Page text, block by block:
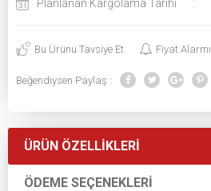
Planlanan Kargolama Tarihi :
Bu Ürünü Tavsiye Et Fiyat Alarmı
Beğendiysen Paylaş :
ÜRÜN ÖZELLIKLERI
ÖDEME SEÇENEKLERI